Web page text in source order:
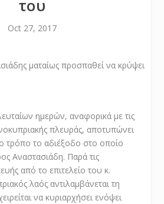
του
Oct 27, 2017
ημερών, αναφορικά με τις
πλευράς, αποτυπώνει
τρόπο το αδιέξοδο στο οποίο
Αναστασιάδη. Παρά τις
από το επιτελείο του κ.
λαός αντιλαμβάνεται τη
να κυριαρχήσει ενόψει